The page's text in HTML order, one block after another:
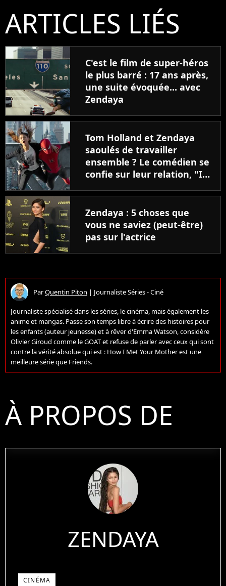
ARTICLES LIÉS
C'est le film de super-héros
le plus barré : 17 ans après,
une suite évoquée... avec
Zendaya
Tom Holland et Zendaya
saoulés de travailler
ensemble ? Le comédien se
confie sur leur relation, "Il
Zendaya : 5 choses que
vous ne saviez (peut-être)
pas sur l'actrice
ParQuentin Piton | Journaliste Séries - Ciné
Journaliste spécialisé dans les séries, le cinéma, mais également les
anime et mangas. Passe son temps libre à écrire des histoires pour
les enfants (auteur jeunesse) et à rêver d'Emma Watson, considère
Olivier Giroud comme le GOAT et refuse de parler avec ceux qui sont
contre la vérité absolue qui est : How I Met Your Mother est une
meilleure série que Friends.
À PROPOS DE
ZENDAYA
CINÉMA